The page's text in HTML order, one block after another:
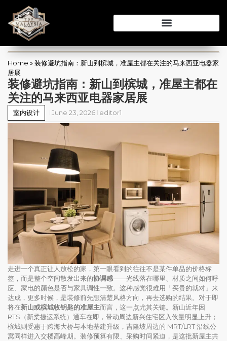
Home »装修避坑指南：新山到槟城，准屋主都在关注的马来西亚电器家
居展
装修避坑指南：新山到槟城，准屋主都在
关注的马来西亚电器家居展
室内设计 June 23, 2026 editor1
走进一个真正让人放松的家，第一眼看到的往往不是某件单品的价格标
签，而是整个空间散发出来的协调感——光线落在哪里、材质之间如何呼
应、家电的颜色是否与家具调性一致。这种感觉很难用「买贵的就对」来
达成，更多时候，是装修前先想清楚风格方向，再去选购的结果。对于即
将在新山或槟城收钥匙的准屋主而言，这一点尤其关键。新山近年因
RTS（新柔捷运系统）通车在即，带动周边新兴住宅区入伙量明显上升；
槟城则受惠于跨海大桥与本地基建升级，吉隆坡周边的 MRT/LRT 沿线公
寓同样进入交楼高峰期。装修预算有限、采购时间紧迫，是这批新屋主共